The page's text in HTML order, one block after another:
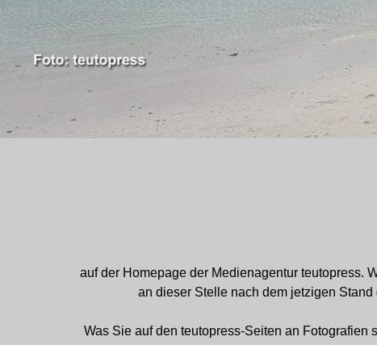
auf der Homepage der Medienagentur teutopress.
an dieser Stelle nach dem jetzigen
Was Sie auf den teutopress-Seiten an